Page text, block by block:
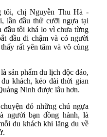
tôi, chị Nguyễn Thu Hà -
lần đầu thử cưỡi ngựa tại
đầu tôi khá lo vì chưa từng
đầu đi chậm và có người
rất yên tâm và vô cùng
sản phẩm du lịch độc đáo,
khách, kéo dài thời gian
Ninh được lâu hơn.
đó những chú ngựa
người bạn đồng hành, là
du khách khi lãng du về